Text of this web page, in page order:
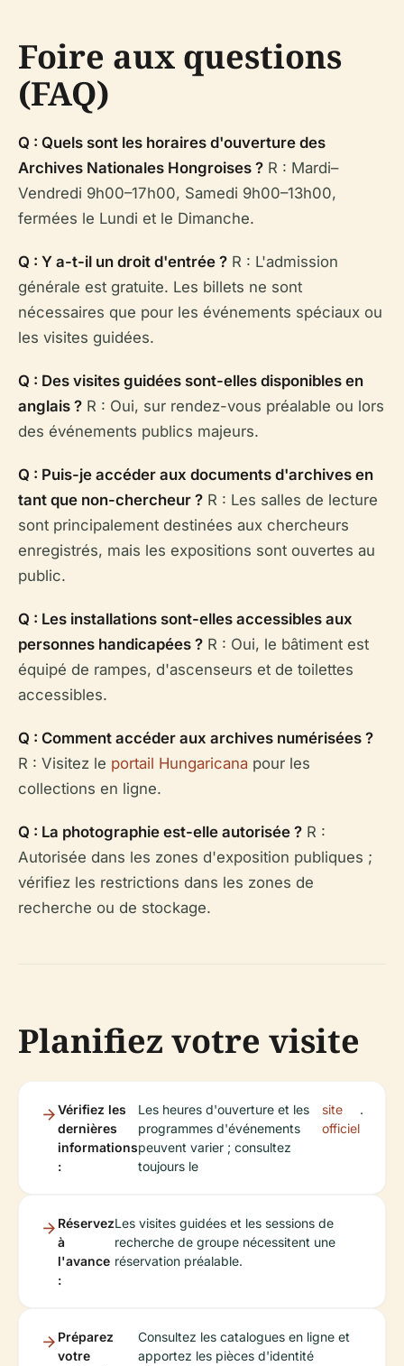
Foire aux questions
(FAQ)
Q : Quels sont les horaires d'ouverture des
Archives Nationales Hongroises ? R : Mardi–
Vendredi 9h00–17h00, Samedi 9h00–13h00,
fermées le Lundi et le Dimanche.
Q : Y a-t-il un droit d'entrée ? R : L'admission
générale est gratuite. Les billets ne sont
nécessaires que pour les événements spéciaux ou
les visites guidées.
Q : Des visites guidées sont-elles disponibles en
anglais ? R : Oui, sur rendez-vous préalable ou lors
des événements publics majeurs.
Q : Puis-je accéder aux documents d'archives en
tant que non-chercheur ? R : Les salles de lecture
sont principalement destinées aux chercheurs
enregistrés, mais les expositions sont ouvertes au
public.
Q : Les installations sont-elles accessibles aux
personnes handicapées ? R : Oui, le bâtiment est
équipé de rampes, d'ascenseurs et de toilettes
accessibles.
Q : Comment accéder aux archives numérisées ?
R : Visitez le portail Hungaricana pour les
collections en ligne.
Q : La photographie est-elle autorisée ? R :
Autorisée dans les zones d'exposition publiques ;
vérifiez les restrictions dans les zones de
recherche ou de stockage.
Planifiez votre visite
Vérifiez les
dernières
informations
:
Les heures d'ouverture et les
programmes d'événements
peuvent varier ; consultez
toujours le
site
officiel
.
Réservez
à
l'avance
:
Les visites guidées et les sessions de
recherche de groupe nécessitent une
réservation préalable.
Préparez
votre
Consultez les catalogues en ligne et
apportez les pièces d'identité